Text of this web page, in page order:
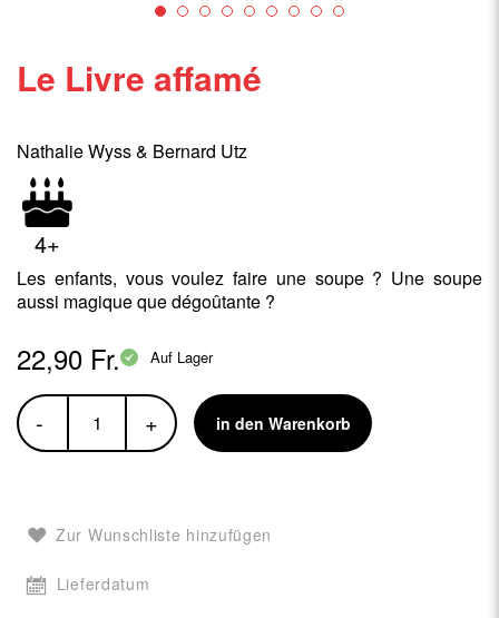
Le Livre affamé
Nathalie Wyss & Bernard Utz
4+
Les enfants, vous voulez faire une soupe ? Une soupe
aussi magique que dégoûtante ?
22,90 Fr. Auf Lager
- + in den Warenkorb
Zur Wunschliste hinzufügen
Lieferdatum